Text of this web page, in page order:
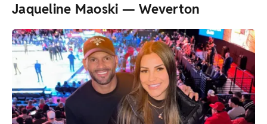
Jaqueline Maoski — Weverton